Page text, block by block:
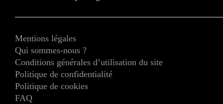
Mentions légales
Qui sommes-nous ?
Conditions générales d’utilisation du site
Politique de confidentialité
Politique de cookies
FAQ